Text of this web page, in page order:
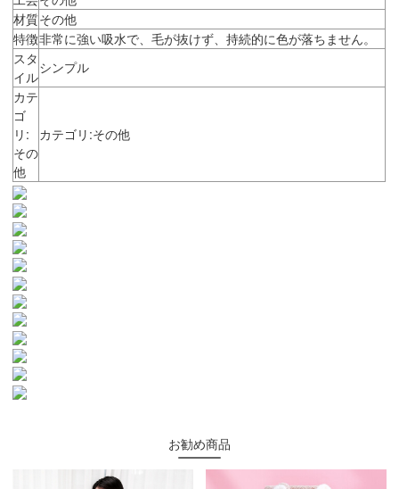
材質その他
特徴非常に強い吸水で、毛が抜けず、持続的に色が落ちません。
スタ
イル
シンプル
カテ
ゴ
リ:
その
他
カテゴリ:その他
お勧め商品